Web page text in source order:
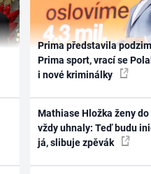
Prima představila
Prima sport, vrací se
i nové kriminálky
Mathiase Hložka ženy
vždy uhnaly: Teď budu
já, slibuje zpěvák